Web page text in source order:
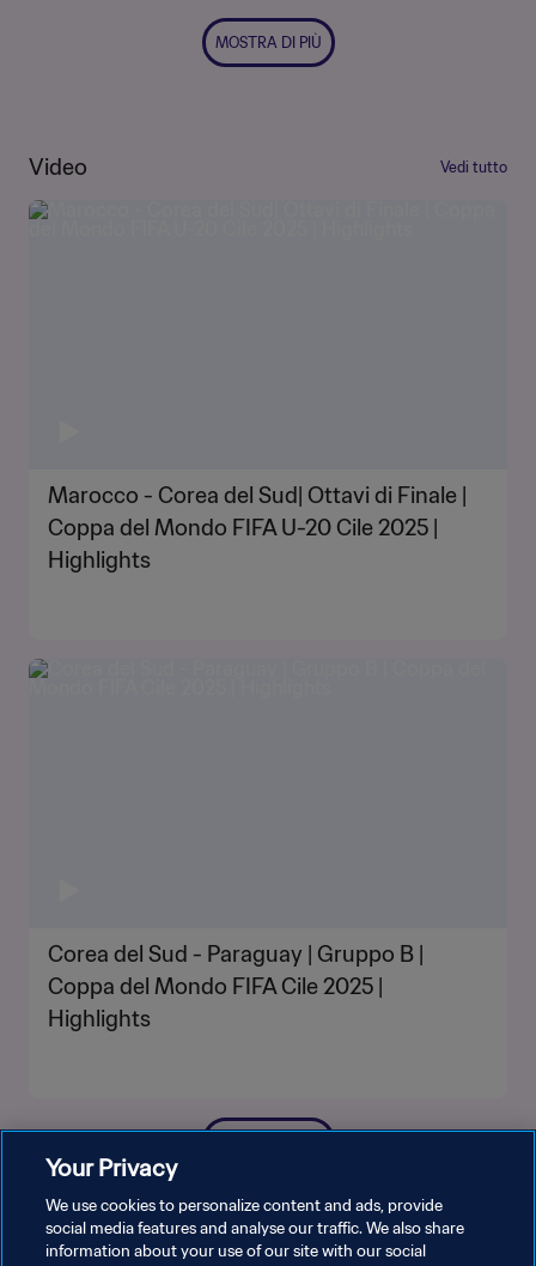
MOSTRA DI PIÙ
Video Vedi tutto
Marocco - Corea del Sud| Ottavi di Finale |
Coppa del Mondo FIFA U-20 Cile 2025 |
Highlights
Corea del Sud - Paraguay | Gruppo B |
Coppa del Mondo FIFA Cile 2025 |
Highlights
Your Privacy
We use cookies to personalize content and ads, provide
social media features and analyse our traffic. We also share
information about your use of our site with our social